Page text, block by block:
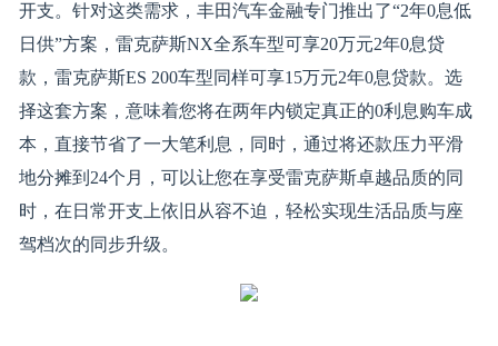
开支。针对这类需求，丰田汽车金融专门推出了“2年0息低
日供”方案，雷克萨斯NX全系车型可享20万元2年0息贷
款，雷克萨斯ES 200车型同样可享15万元2年0息贷款。选
择这套方案，意味着您将在两年内锁定真正的0利息购车成
本，直接节省了一大笔利息，同时，通过将还款压力平滑
地分摊到24个月，可以让您在享受雷克萨斯卓越品质的同
时，在日常开支上依旧从容不迫，轻松实现生活品质与座
驾档次的同步升级。